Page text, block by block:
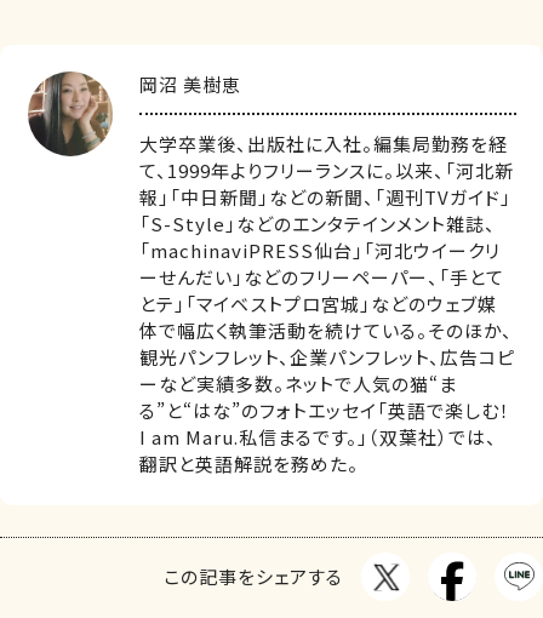
岡沼 美樹恵
大学卒業後、出版社に入社。編集局勤務を経
て、1999年よりフリーランスに。以来、「河北新
報」「中日新聞」などの新聞、「週刊TVガイド」
「S-Style」などのエンタテインメント雑誌、
「machinaviPRESS仙台」「河北ウイークリ
ーせんだい」などのフリーペーパー、「手とて
とテ」「マイベストプロ宮城」などのウェブ媒
体で幅広く執筆活動を続けている。そのほか、
観光パンフレット、企業パンフレット、広告コピ
ーなど実績多数。ネットで人気の猫“ま
る”と“はな”のフォトエッセイ「英語で楽しむ！
I am Maru.私信まるです。」（双葉社）では、
翻訳と英語解説を務めた。
この記事をシェアする